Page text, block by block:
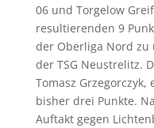
06 und Torgelow
resultierenden 9
der Oberliga Nord zu
der TSG Neustrelitz.
Tomasz
bisher drei Punkte.
Auftakt gegen